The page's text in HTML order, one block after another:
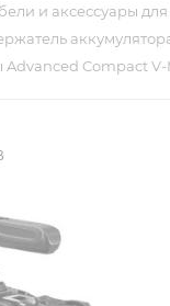
и аксессуары
Compact